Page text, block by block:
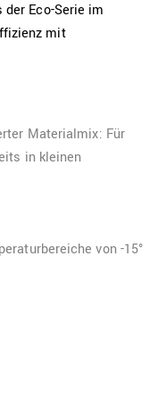
Eco-Serie im
mit
Materialmix: Für
in kleinen
von -15°